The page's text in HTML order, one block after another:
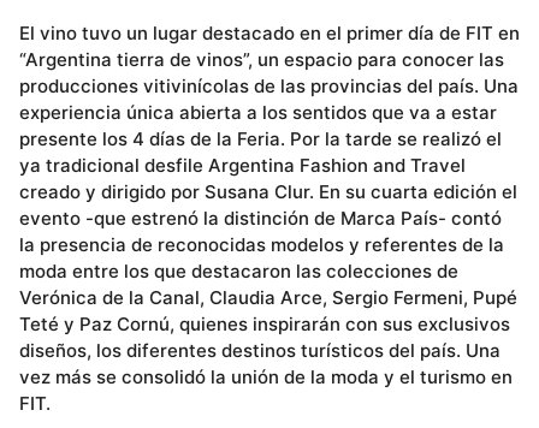
El vino tuvo un lugar destacado en el primer día de FIT en
“Argentina tierra de vinos”, un espacio para conocer las
producciones vitivinícolas de las provincias del país. Una
experiencia única abierta a los sentidos que va a estar
presente los 4 días de la Feria. Por la tarde se realizó el
ya tradicional desfile Argentina Fashion and Travel
creado y dirigido por Susana Clur. En su cuarta edición el
evento -que estrenó la distinción de Marca País- contó
la presencia de reconocidas modelos y referentes de la
moda entre los que destacaron las colecciones de
Verónica de la Canal, Claudia Arce, Sergio Fermeni, Pupé
Teté y Paz Cornú, quienes inspirarán con sus exclusivos
diseños, los diferentes destinos turísticos del país. Una
vez más se consolidó la unión de la moda y el turismo en
FIT.